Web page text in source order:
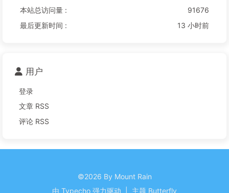
本站总访问量 :
91676
最后更新时间 :
13 小时前
用户
登录
文章 RSS
评论 RSS
©2026 By Mount Rain
由 Typecho 强力驱动 主题 Butterfly